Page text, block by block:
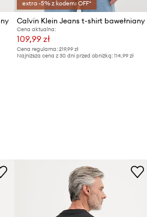
extra -5% z kodem: OFF*
Calvin Klein Jeans t-shirt bawełniany
Cena aktualna:
109,99 zł
Cena regularna: 219,99 zł
Najniższa cena z 30 dni przed obniżką: 114,99 zł